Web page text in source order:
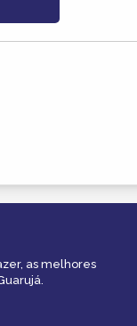
as melhores